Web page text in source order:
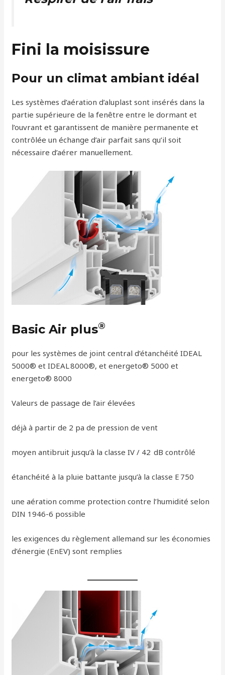
Fini la moisissure
Pour un climat ambiant idéal
Les systèmes d’aération d’aluplast sont insérés dans la
partie supérieure de la fenêtre entre le dormant et
l’ouvrant et garantissent de manière permanente et
contrôlée un échange d’air parfait sans qu’il soit
nécessaire d’aérer manuellement.
Basic Air plus®
pour les systèmes de joint central d’étanchéité IDEAL
5000® et IDEAL 8000®, et energeto® 5000 et
energeto® 8000
Valeurs de passage de l’air élevées
déjà à partir de 2 pa de pression de vent
moyen antibruit jusqu’à la classe IV / 42 dB contrôlé
étanchéité à la pluie battante jusqu’à la classe E 750
une aération comme protection contre l’humidité selon
DIN 1946-6 possible
les exigences du règlement allemand sur les économies
d’énergie (EnEV) sont remplies